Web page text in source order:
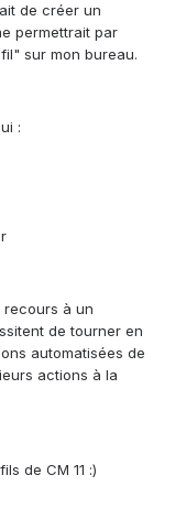
de créer un
permettrait par
sur mon bureau.
:
à un
de tourner en
automatisées de
actions à la
de CM 11 :)